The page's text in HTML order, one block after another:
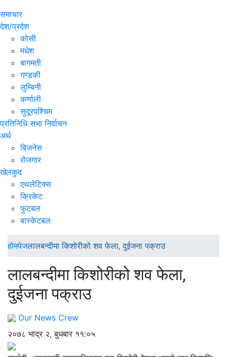
समाचार
देश/प्रदेश
कोसी
मधेश
बागमती
गण्डकी
लुम्बिनी
कर्णाली
सुदूरपश्चिम
प्रतिनिधि सभा निर्वाचन
अर्थ
बिजनेस
रोजगार
खेलकुद
एथलेटिक्स
क्रिकेट
फुटबल
बास्केटबल
होमपेजलालबन्दीमा किशोरीको शव फेला‚ दुईजना पक्राउ
लालबन्दीमा किशोरीको शव फेला‚
दुईजना पक्राउ
Our News Crew
२०७८ भाद्र २, बुधबार ११:०५